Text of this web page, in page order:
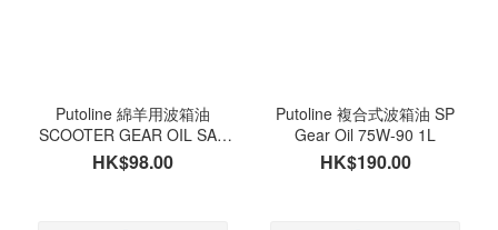
Putoline 綿羊用波箱油
SCOOTER GEAR OIL SAE
30 500ml
HK$98.00
Putoline 複合式波箱油 SP
Gear Oil 75W-90 1L
HK$190.00